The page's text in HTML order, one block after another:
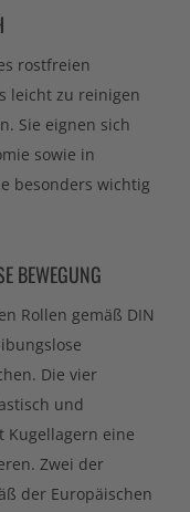
rostfreien
leicht zu reinigen
Sie eignen sich
sowie in
besonders wichtig
BEWEGUNG
Rollen gemäß DIN
Die vier
und
Kugellagern eine
Zwei der
der Europäischen